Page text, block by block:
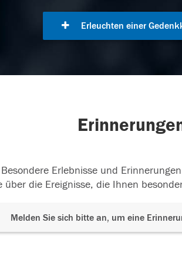
Erleuchten einer
Besondere Erlebnisse und
über die Ereignisse, die Ihnen
Melden Sie sich bitte an, um eine